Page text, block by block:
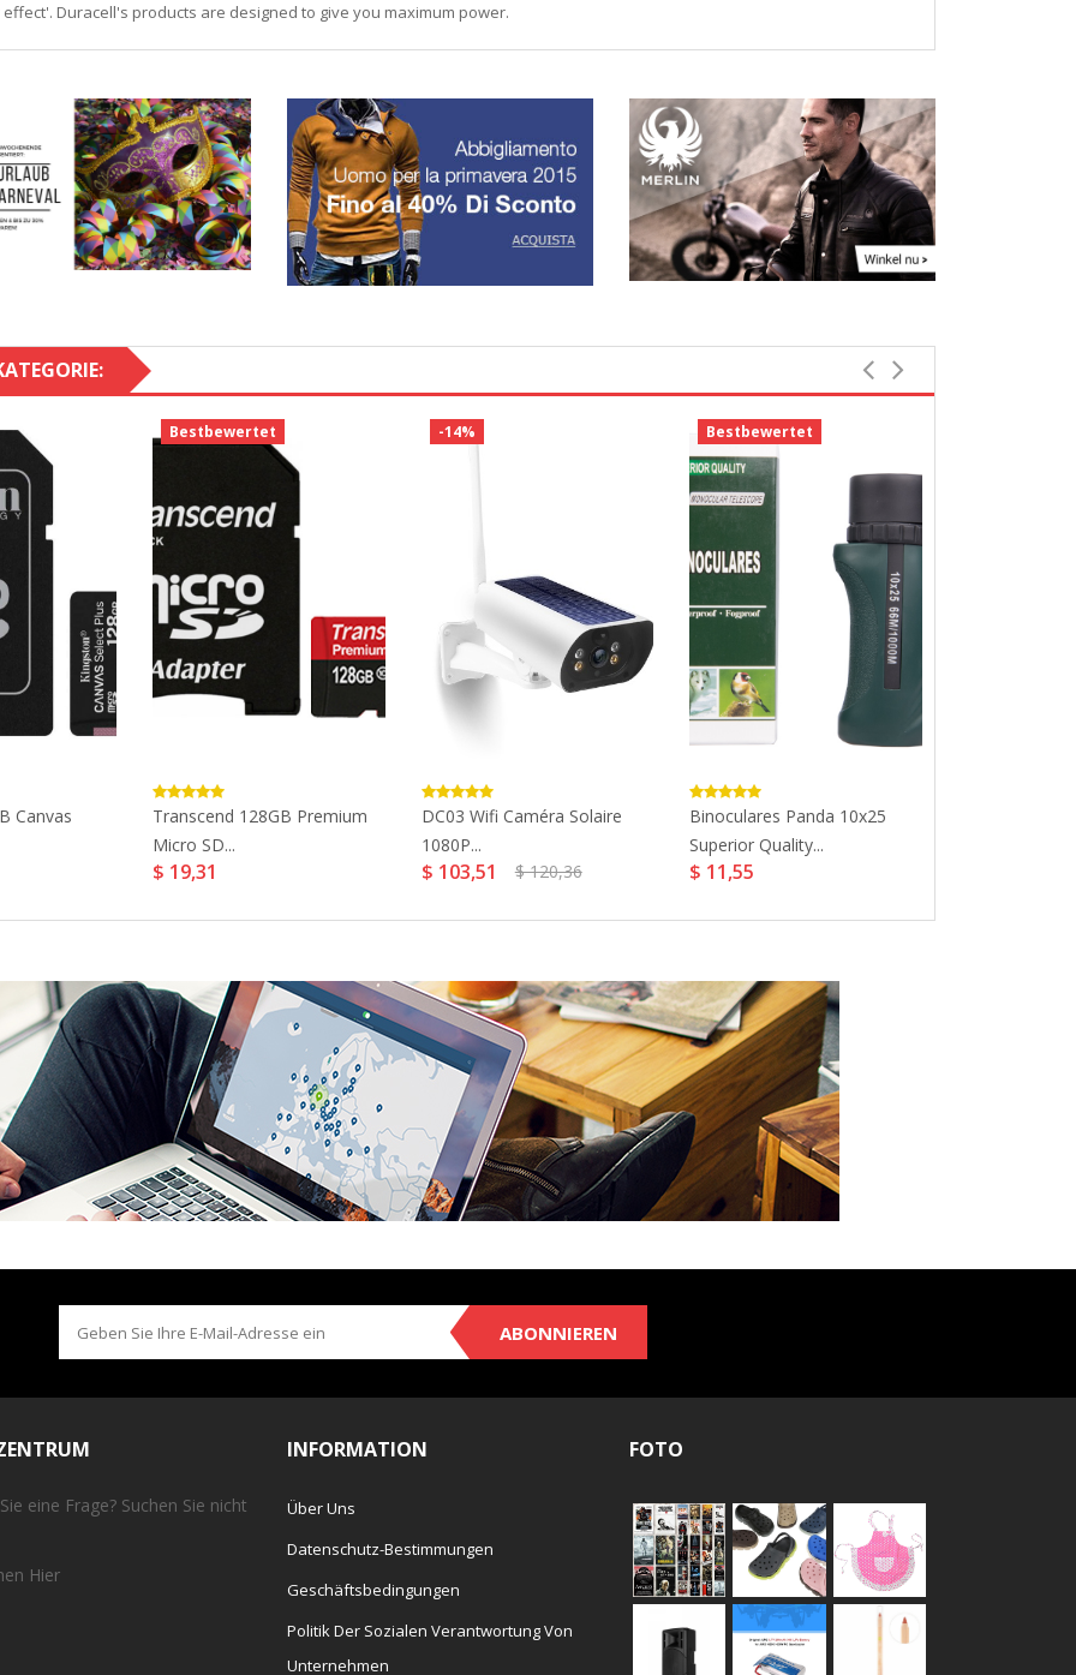
Duracell's products are designed to give you maximum power.
Canvas
Bestbewertet
Transcend 128GB Premium
Micro SD...
$ 19,31
-14%
DC03 Wifi Caméra Solaire
1080P...
$ 103,51 $ 120,36
Bestbewertet
Binoculares Panda 10x25
Superior Quality...
$ 11,55
ABONNIEREN
eine Frage? Suchen Sie nicht
Hier
INFORMATION
Über Uns
Datenschutz-Bestimmungen
Geschäftsbedingungen
Politik Der Sozialen Verantwortung Von
Unternehmen
FOTO